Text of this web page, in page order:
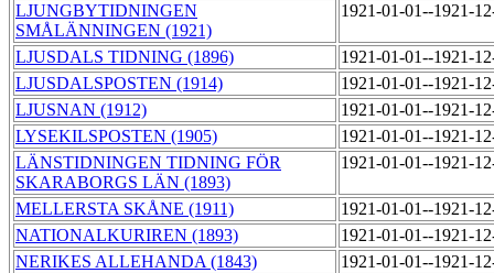
LJUNGBYTIDNINGEN
SMÅLÄNNINGEN (1921)
1921-01-01--1921-
LJUSDALS TIDNING (1896)
1921-01-01--1921-
LJUSDALSPOSTEN (1914)
1921-01-01--1921-
LJUSNAN (1912)
1921-01-01--1921-
LYSEKILSPOSTEN (1905)
1921-01-01--1921-
LÄNSTIDNINGEN TIDNING FÖR
SKARABORGS LÄN (1893)
1921-01-01--1921-
MELLERSTA SKÅNE (1911)
1921-01-01--1921-
NATIONALKURIREN (1893)
1921-01-01--1921-
NERIKES ALLEHANDA (1843)
1921-01-01--1921-